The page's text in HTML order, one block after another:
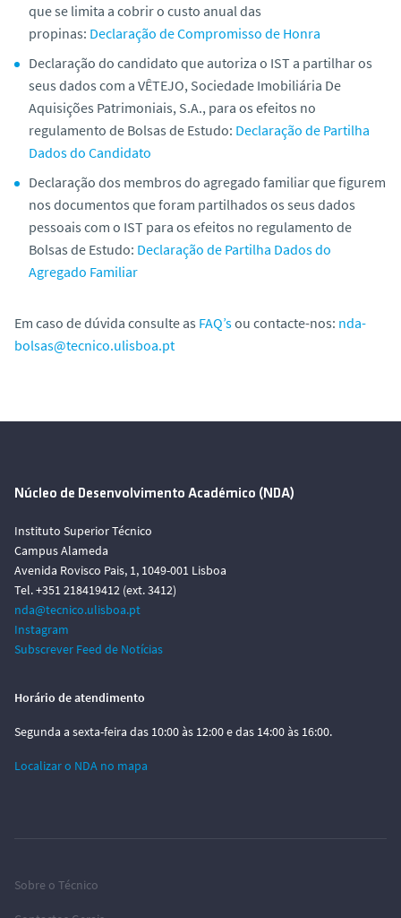
que se limita a cobrir o custo anual das
propinas: Declaração de Compromisso de Honra
Declaração do candidato que autoriza o IST a partilhar os
seus dados com a VÊTEJO, Sociedade Imobiliária De
Aquisições Patrimoniais, S.A., para os efeitos no
regulamento de Bolsas de Estudo: Declaração de Partilha
Dados do Candidato
Declaração dos membros do agregado familiar que figurem
nos documentos que foram partilhados os seus dados
pessoais com o IST para os efeitos no regulamento de
Bolsas de Estudo: Declaração de Partilha Dados do
Agregado Familiar
Em caso de dúvida consulte as FAQ’sou contacte-nos: nda-
bolsas@tecnico.ulisboa.pt
Núcleo de Desenvolvimento Académico (NDA)
Instituto Superior Técnico
Campus Alameda
Avenida Rovisco Pais, 1, 1049-001 Lisboa
Tel. +351 218419412 (ext. 3412)
nda@tecnico.ulisboa.pt
Instagram
Subscrever Feed de Notícias
Horário de atendimento
Segunda a sexta-feira das 10:00 às 12:00 e das 14:00 às 16:00.
Localizar o NDA no mapa
Sobre o Técnico